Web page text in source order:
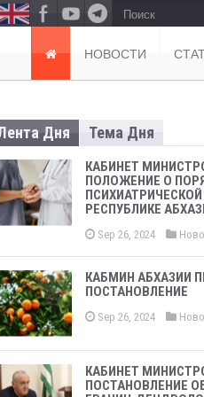
о
с
к
НОВОСТИ
Дня Тема Дня
КАБИНЕТ
ПОЛОЖЕНИЕ О
РЕСПУБЛИКЕ
Sep 26, 2024
КАБМИН АБХАЗИИ
ПОСТАНОВЛЕНИЕ
Sep 26, 2024
КАБИНЕТ
ПОСТАНОВЛЕНИЕ